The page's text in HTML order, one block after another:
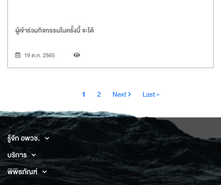
ผู้เข้าร่วมกิจกรรมในครั้งนี้ จะได้
19 ต.ค. 2565
Current
1 Page
2
Next
Next ›
Last
Last »
รู้จัก อพวช.
บริการ
พิพิธภัณฑ์